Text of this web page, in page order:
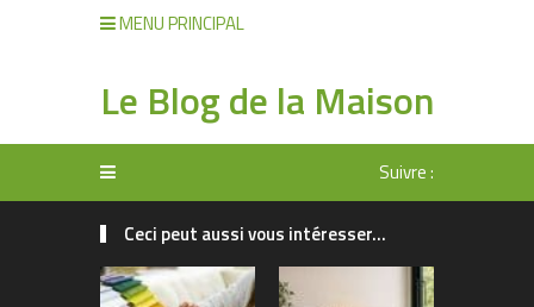
MENU PRINCIPAL
Le Blog de la Maison
Suivre :
Ceci peut aussi vous intéresser...